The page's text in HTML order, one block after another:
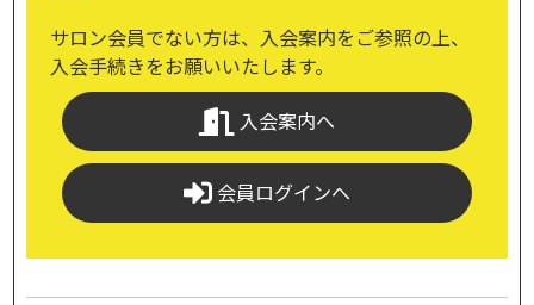
サロン会員でない方は、入会案内をご参照の上、
入会手続きをお願いいたします。
入会案内へ
会員ログインへ